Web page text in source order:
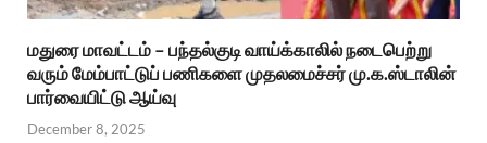
மதுரை மாவட்டம் – பந்தல்குடி வாய்க்காலில் நடைபெற்று
வரும் மேம்பாட்டுப் பணிகளை முதலமைச்சர் மு.க.ஸ்டாலின்
பார்வையிட்டு ஆய்வு
December 8, 2025